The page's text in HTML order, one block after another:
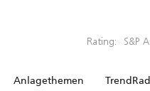
Rating: S&P
Anlagethemen